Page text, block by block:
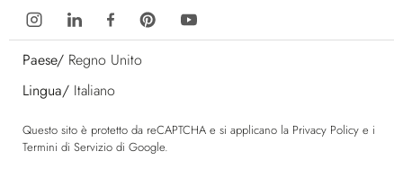
Paese/ Regno Unito
Lingua/ Italiano
Questo sito è protetto da reCAPTCHA e si applicano la Privacy Policy e i
Termini di Servizio di Google.